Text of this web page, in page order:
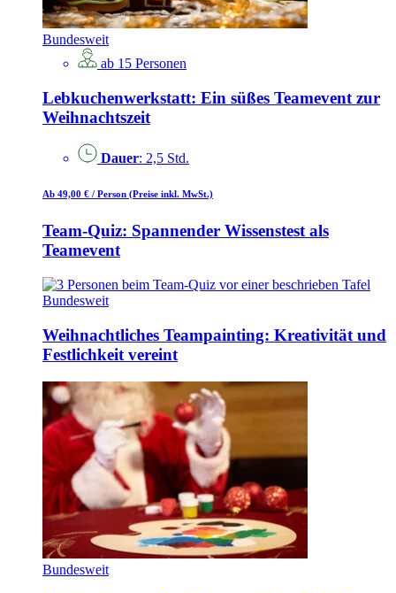
Bundesweit
ab 15 Personen
Lebkuchenwerkstatt: Ein süßes Teamevent zur
Weihnachtszeit
Dauer: 2,5 Std.
Ab 49,00 € / Person (Preise inkl. MwSt.)
Team-Quiz: Spannender Wissenstest als
Teamevent
Bundesweit
Weihnachtliches Teampainting: Kreativität und
Festlichkeit vereint
Bundesweit